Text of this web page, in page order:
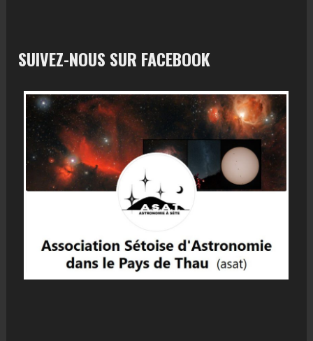
SUIVEZ-NOUS SUR FACEBOOK